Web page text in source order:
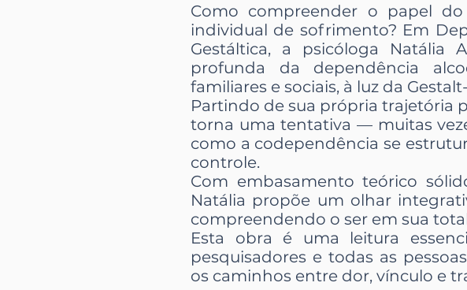
Como compreender o papel
individual de sofrimento? Em
Gestáltica, a psicóloga Natália
profunda da dependência
familiares e sociais, à luz da
Partindo de sua própria trajetória
torna uma tentativa — muitas
como a codependência se
controle.
Com embasamento teórico
Natália propõe um olhar
compreendendo o ser em sua
Esta obra é uma leitura
pesquisadores e todas as
os caminhos entre dor, vínculo e